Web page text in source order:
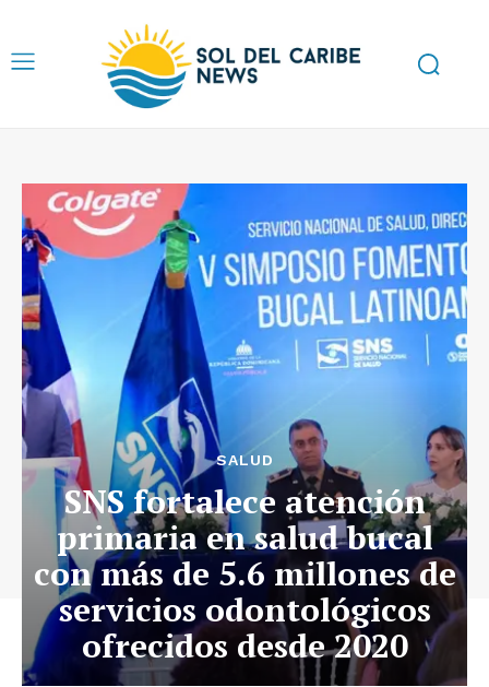
SALUD
SNS fortalece atención
primaria en salud bucal
con más de 5.6 millones de
servicios odontológicos
ofrecidos desde 2020